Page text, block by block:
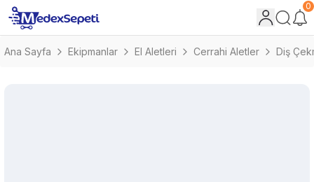
0
Ana Sayfa Ekipmanlar El Aletleri Cerrahi Aletler Diş